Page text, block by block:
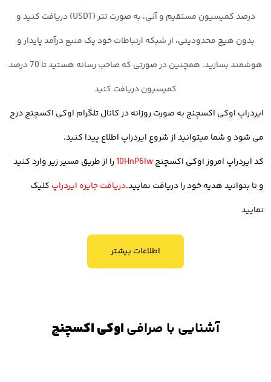
پشتیبانی صرافی اوکی اکسچنج یکی از بزرگترین مزیت های این پلتفرم
خرید و فروش رمز ارز است. شما در هر ساعت از شبانه روز میتوانید
مشکلات و سوالات خود را با تیم پشتیبانی در میان گذاشته و در کمترین
زمان پاسخ خود را دریافت کنید.
5. رابط کاربری آسان
کرده است و از این منظر در میان محدود صرافی های ایرانی است که
درصد کمیسیون مستقیم و آنی، به صورت تتر (USDT) دریافت کنید و
بدون هیچ محدودیتی، از شبکه ارتباطات خود یک منبع درآمد پایدار و
هوشمند بسازید. همچنین در صورتی که صاحب رسانه هستید تا 70 درصد
کمیسیون دریافت کنید
ایردراپ اوکی اکسچنج به صورت روزانه درکانال تلگرام اوکی اکسچنجدرج
می شود و شما میتوانید از شروع ایردراپ اطلاع پیدا کنید.
کد ایردراپ امروز اوکی اکسچنج10HnP6lwرا از طریق مسیر زیر وارد کنید
و تا بتوانید هدیه خود را دریافت نمایید.دریافت جایزه ایردراپ کلیک
نمایید
اطلاعات بیشتر
آشنایی با صرافیاوکی اکسچنج